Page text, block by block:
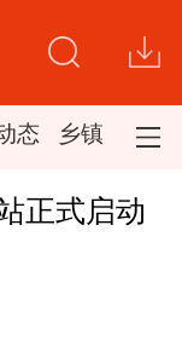
态 乡镇新闻
正式启动